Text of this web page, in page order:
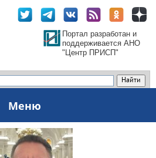
Портал разработан и
поддерживается АНО
"Центр ПРИСП"
Меню